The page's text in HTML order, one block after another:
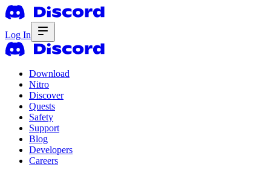
Log In
Download
Nitro
Discover
Quests
Safety
Support
Blog
Developers
Careers